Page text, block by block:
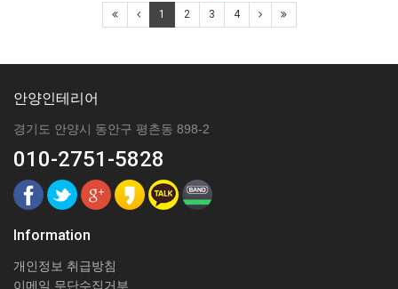
1 2 3 4
안양인테리어
경기도 안양시 동안구 평촌동 898-2
010-2751-5828
Information
개인정보 취급방침
이메일 무단수집거부